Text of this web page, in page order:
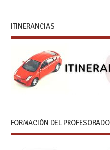
ITINERANCIAS
FORMACIÓN DEL PROFESORADO